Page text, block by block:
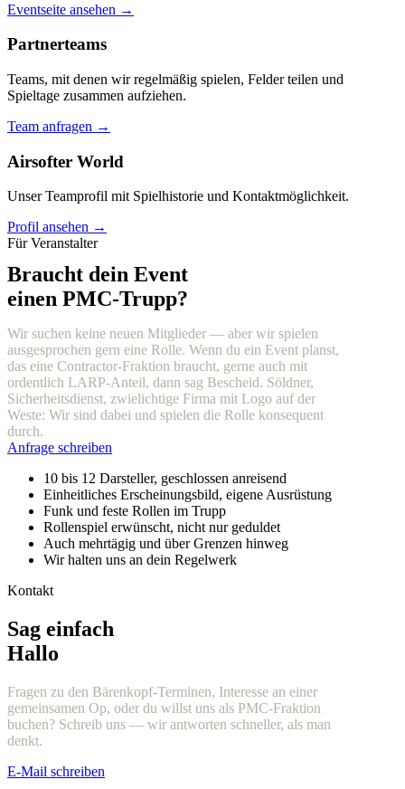
Eventseite ansehen →
Partnerteams
Teams, mit denen wir regelmäßig spielen, Felder teilen und
Spieltage zusammen aufziehen.
Team anfragen →
Airsofter World
Unser Teamprofil mit Spielhistorie und Kontaktmöglichkeit.
Profil ansehen →
Für Veranstalter
Braucht dein Event
einen PMC-Trupp?
Wir suchen keine neuen Mitglieder — aber wir spielen
ausgesprochen gern eine Rolle. Wenn du ein Event planst,
das eine Contractor-Fraktion braucht, gerne auch mit
ordentlich LARP-Anteil, dann sag Bescheid. Söldner,
Sicherheitsdienst, zwielichtige Firma mit Logo auf der
Weste: Wir sind dabei und spielen die Rolle konsequent
durch.
Anfrage schreiben
10 bis 12 Darsteller, geschlossen anreisend
Einheitliches Erscheinungsbild, eigene Ausrüstung
Funk und feste Rollen im Trupp
Rollenspiel erwünscht, nicht nur geduldet
Auch mehrtägig und über Grenzen hinweg
Wir halten uns an dein Regelwerk
Kontakt
Sag einfach
Hallo
Fragen zu den Bärenkopf-Terminen, Interesse an einer
gemeinsamen Op, oder du willst uns als PMC-Fraktion
buchen? Schreib uns — wir antworten schneller, als man
denkt.
E-Mail schreiben